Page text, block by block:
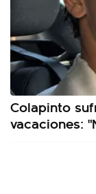
Colapinto
vacaciones: